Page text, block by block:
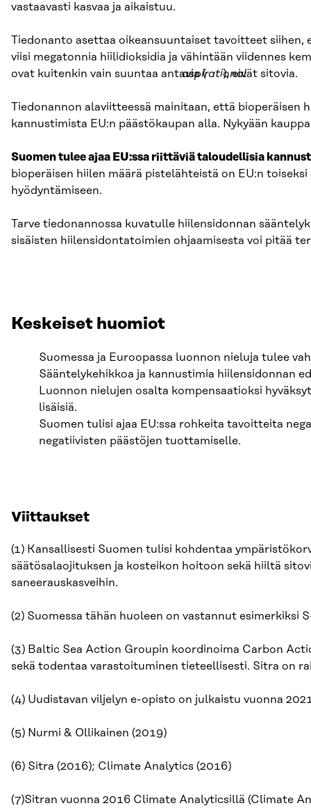
vastaavasti kasvaa ja aikaistuu.
Tiedonanto asettaa oikeansuuntaiset tavoitteet siihen,
viisi megatonnia hiilidioksidia ja vähintään viidennes
ovat kuitenkin vain suuntaa antavia (aspirational), eivät sitovia.
Tiedonannon alaviitteessä mainitaan, että
kannustimista EU:n päästökaupan alla. Nykyään
Suomen tulee ajaa EU:ssa riittäviä taloudellisia
bioperäisen hiilen määrä pistelähteistä on EU:n
hyödyntämiseen.
Tarve tiedonannossa kuvatulle hiilensidonnan
sisäisten hiilensidontatoimien ohjaamisesta voi pitää
Keskeiset huomiot
Suomessa ja Euroopassa luonnon nieluja tulee
Sääntelykehikkoa ja kannustimia hiilensidonnan
Luonnon nielujen osalta kompensaatioksi
lisäisiä.
Suomen tulisi ajaa EU:ssa rohkeita tavoitteita
negatiivisten päästöjen tuottamiselle.
Viittaukset
(1) Kansallisesti Suomen tulisi kohdentaa
säätösalaojituksen ja kosteikon hoitoon sekä hiiltä
saneerauskasveihin.
(2) Suomessa tähän huoleen on vastannut
(3) Baltic Sea Action Groupin koordinoima Carbon
sekä todentaa varastoituminen tieteellisesti. Sitra on
(4) Uudistavan viljelyn e-opisto on julkaistu vuonna
(5) Nurmi & Ollikainen (2019)
(6) Sitra (2016); Climate Analytics (2016)
(7)Sitran vuonna 2016 Climate Analyticsillä (Climate